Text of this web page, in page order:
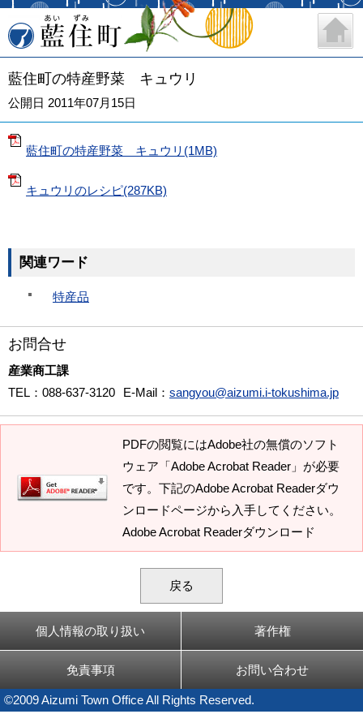
藍住町
藍住町の特産野菜 キュウリ
公開日 2011年07月15日
藍住町の特産野菜 キュウリ(1MB)
キュウリのレシピ(287KB)
関連ワード
特産品
お問合せ
産業商工課
TEL ：088-637-3120 E-Mail ： sangyou@aizumi.i-tokushima.jp
PDFの閲覧にはAdobe社の無償のソフト
ウェア「Adobe Acrobat Reader」が必要
です。下記のAdobe Acrobat Readerダウ
ンロードページから入手してください。
Adobe Acrobat Readerダウンロード
戻る
個人情報の取り扱い 著作権
免責事項 お問い合わせ
©2009 Aizumi Town Office All Rights Reserved.